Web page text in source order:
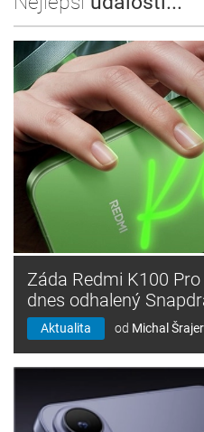
Záda Redmi K100
dnes odhalený
Aktualita od Michal Šrajer